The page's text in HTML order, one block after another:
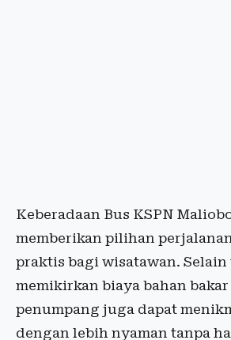
Keberadaan Bus KSPN
memberikan pilihan
praktis bagi wisatawan.
memikirkan biaya bahan
penumpang juga dapat
dengan lebih nyaman tanpa